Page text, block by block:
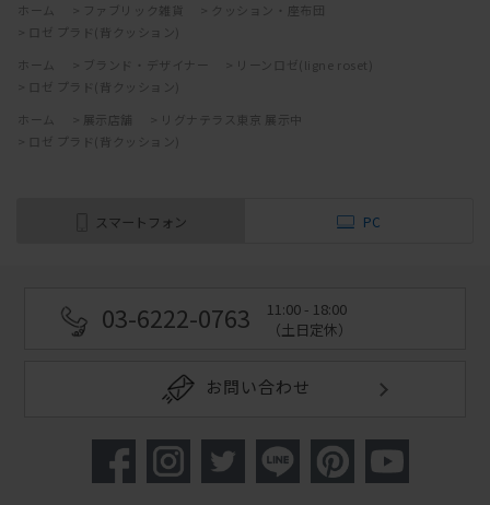
ホーム ファブリック雑貨
クッション・座布団
ロゼ プラド(背クッション)
ホーム
ブランド・デザイナー
リーンロゼ(ligne roset)
ロゼ プラド(背クッション)
ホーム
展示店舗
リグナテラス東京 展示中
ロゼ プラド(背クッション)
スマートフォン PC
03-6222-0763
11:00 - 18:00
（土日定休）
お問い合わせ